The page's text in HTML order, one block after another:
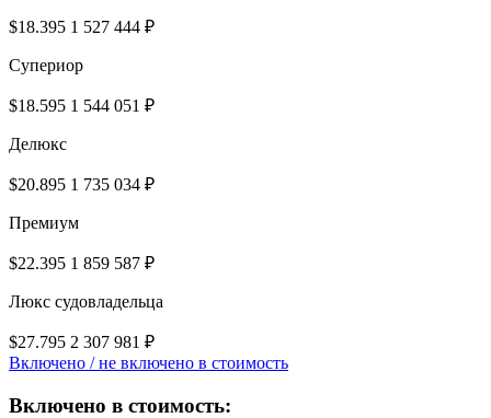
$18.395 1 527 444 ₽
Супериор
$18.595 1 544 051 ₽
Делюкс
$20.895 1 735 034 ₽
Премиум
$22.395 1 859 587 ₽
Люкс судовладельца
$27.795 2 307 981 ₽
Включено / не включено в стоимость
Включено в стоимость: